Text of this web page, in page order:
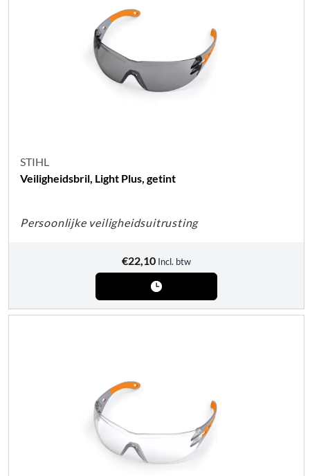
STIHL
Veiligheidsbril, Light Plus, getint
Persoonlijke veiligheidsuitrusting
€22,10 Incl. btw